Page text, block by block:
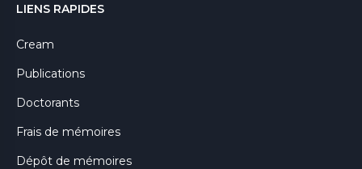
LIENS RAPIDES
Cream
Publications
Doctorants
Frais de mémoires
Dépôt de mémoires